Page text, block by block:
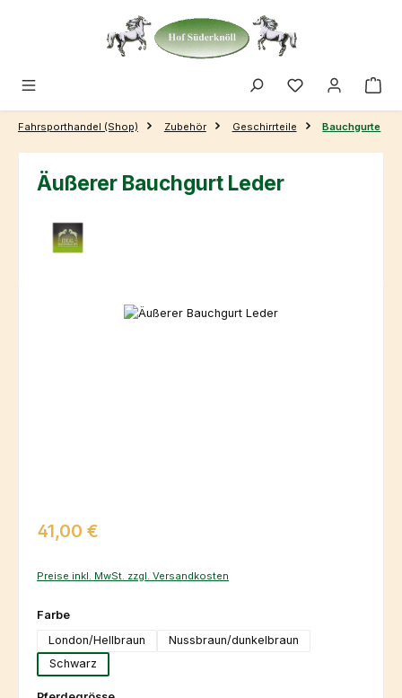
Zum Hauptinhalt springen
Fahrsporthandel (Shop) Zubehör Geschirrteile Bauchgurte
Äußerer Bauchgurt Leder
Bildergalerie überspringen
Regulärer Preis:
41,00 €
Preise inkl. MwSt. zzgl. Versandkosten
Farbeauswählen
London/Hellbraun
Nussbraun/dunkelbraun
Schwarz